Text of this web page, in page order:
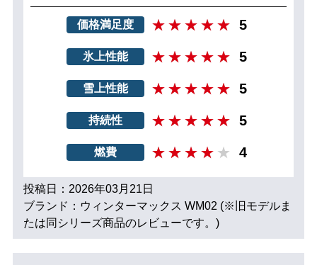
価格満足度 5
氷上性能 5
雪上性能 5
持続性 5
燃費 4
投稿日：2026年03月21日
ブランド：ウィンターマックス WM02 (※旧モデルま
たは同シリーズ商品のレビューです。)